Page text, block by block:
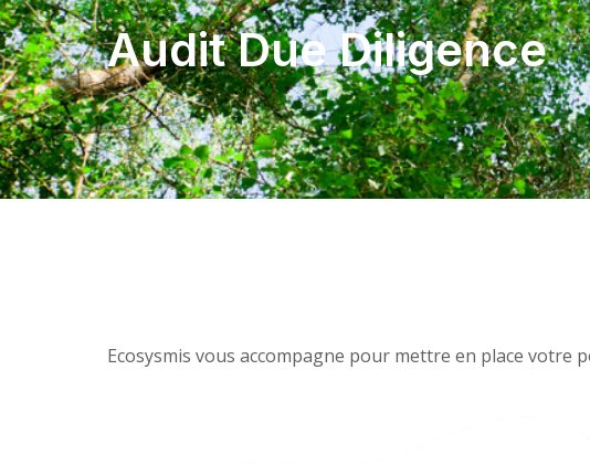
Audit Due Diligence
Ecosysmis vous accompagne pour mettre en place votre